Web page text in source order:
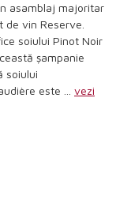
asamblaj majoritar
vin Reserve.
soiului Pinot Noir
șampanie
soiului
este ... vezi